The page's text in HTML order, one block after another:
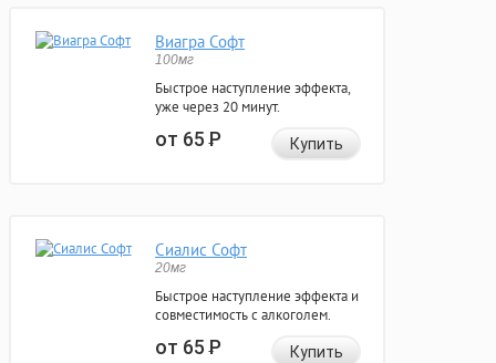
Виагра Софт
100мг
Быстрое наступление эффекта,
уже через 20 минут.
от 65Р Купить
Сиалис Софт
20мг
Быстрое наступление эффекта и
совместимость с алкоголем.
от 65Р Купить